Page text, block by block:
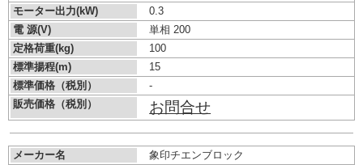
モーター出力(kW)
0.3
電 源(V)
単相 200
定格荷重(kg)
100
標準揚程(m)
15
標準価格（税別）
-
販売価格（税別）
お問合せ
メーカー名
象印チエンブロック